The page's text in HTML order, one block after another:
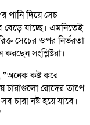
পানি দিয়ে সেচ
যাচ্ছে। এমনিতেই
সেচের ওপর নির্ভরতা
সংশ্লিষ্টরা।
কষ্ট করে
চারাগুলো রোদের তাপে
চারা নষ্ট হয়ে যাবে।